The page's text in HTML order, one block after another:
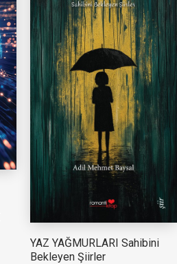
YAZ YAĞMURLARI Sahibini
Bekleyen Şiirler